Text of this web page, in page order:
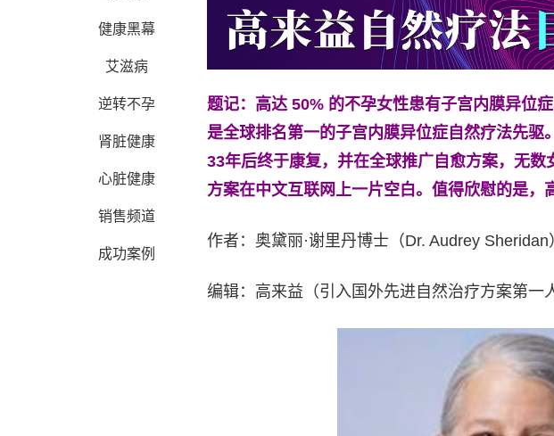
健康黑幕
艾滋病
逆转不孕
肾脏健康
心脏健康
销售频道
成功案例
题记：高达 50% 的不孕女性患有子宫内膜异位
是全球排名第一的子宫内膜异位症自然疗法先
33年后终于康复，并在全球推广自愈方案，无
方案在中文互联网上一片空白。值得欣慰的是，
作者：奥黛丽·谢里丹博士（Dr. Audrey Sheridan
编辑：高来益（引入国外先进自然治疗方案第一